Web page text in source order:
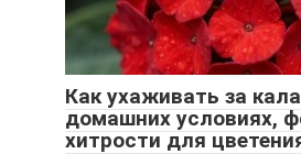
Как ухаживать за
домашних условиях,
хитрости для